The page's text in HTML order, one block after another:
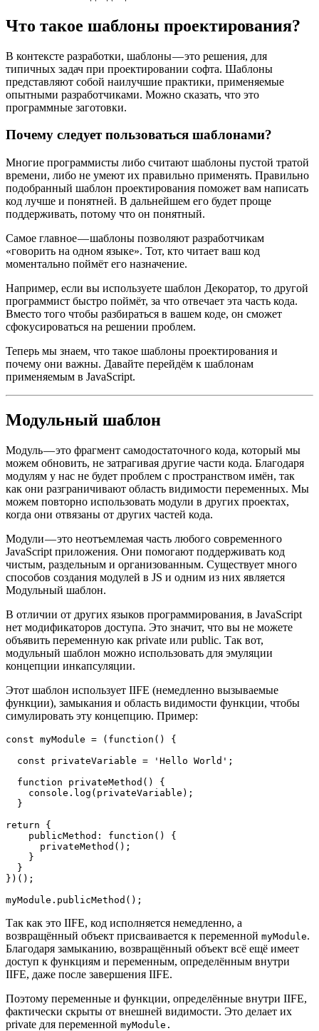
Что такое шаблоны проектирования?
В контексте разработки, шаблоны — это решения, для
типичных задач при проектировании софта. Шаблоны
представляют собой наилучшие практики, применяемые
опытными разработчиками. Можно сказать, что это
программные заготовки.
Почему следует пользоваться шаблонами?
Многие программисты либо считают шаблоны пустой тратой
времени, либо не умеют их правильно применять. Правильно
подобранный шаблон проектирования поможет вам написать
код лучше и понятней. В дальнейшем его будет проще
поддерживать, потому что он понятный.
Самое главное — шаблоны позволяют разработчикам
«говорить на одном языке». Тот, кто читает ваш код
моментально поймёт его назначение.
Например, если вы используете шаблон Декоратор, то другой
программист быстро поймёт, за что отвечает эта часть кода.
Вместо того чтобы разбираться в вашем коде, он сможет
сфокусироваться на решении проблем.
Теперь мы знаем, что такое шаблоны проектирования и
почему они важны. Давайте перейдём к шаблонам
применяемым в JavaScript.
Модульный шаблон
Модуль — это фрагмент самодостаточного кода, который мы
можем обновить, не затрагивая другие части кода. Благодаря
модулям у нас не будет проблем с пространством имён, так
как они разграничивают область видимости переменных. Мы
можем повторно использовать модули в других проектах,
когда они отвязаны от других частей кода.
Модули — это неотъемлемая часть любого современного
JavaScript приложения. Они помогают поддерживать код
чистым, раздельным и организованным. Существует много
способов создания модулей в JS и одним из них является
Модульный шаблон.
В отличии от других языков программирования, в JavaScript
нет модификаторов доступа. Это значит, что вы не можете
объявить переменную как private или public. Так вот,
модульный шаблон можно использовать для эмуляции
концепции инкапсуляции.
Этот шаблон использует IIFE (немедленно вызываемые
функции), замыкания и область видимости функции, чтобы
симулировать эту концепцию. Пример:
const myModule = (function() {
  const privateVariable = 'Hello World';
  function privateMethod() {
    console.log(privateVariable);
  }
return {
    publicMethod: function() {
      privateMethod();
    }
  }
})();
myModule.publicMethod();
Так как это IIFE, код исполняется немедленно, а
возвращённый объект присваивается к переменной myModule.
Благодаря замыканию, возвращённый объект всё ещё имеет
доступ к функциям и переменным, определённым внутри
IIFE, даже после завершения IIFE.
Поэтому переменные и функции, определённые внутри IIFE,
фактически скрыты от внешней видимости. Это делает их
private для переменной myModule.